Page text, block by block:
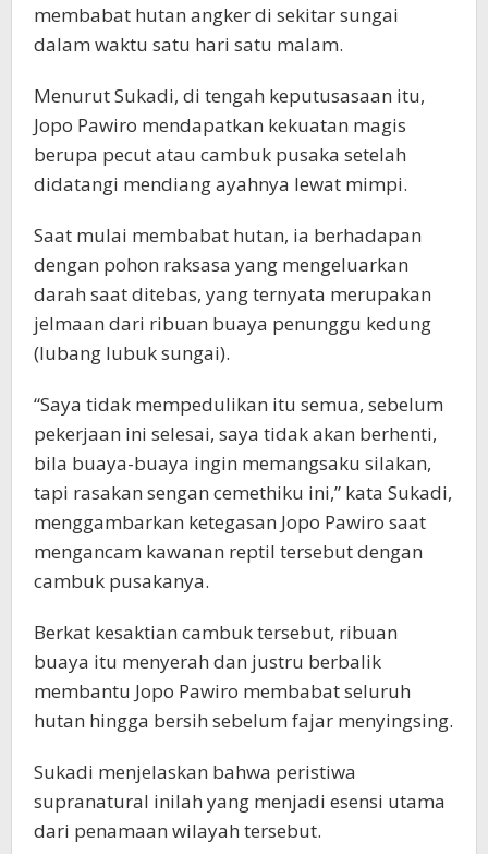
membabat hutan angker di sekitar sungai
dalam waktu satu hari satu malam.
Menurut Sukadi, di tengah keputusasaan itu,
Jopo Pawiro mendapatkan kekuatan magis
berupa pecut atau cambuk pusaka setelah
didatangi mendiang ayahnya lewat mimpi.
Saat mulai membabat hutan, ia berhadapan
dengan pohon raksasa yang mengeluarkan
darah saat ditebas, yang ternyata merupakan
jelmaan dari ribuan buaya penunggu kedung
(lubang lubuk sungai).
“Saya tidak mempedulikan itu semua, sebelum
pekerjaan ini selesai, saya tidak akan berhenti,
bila buaya-buaya ingin memangsaku silakan,
tapi rasakan sengan cemethiku ini,” kata Sukadi,
menggambarkan ketegasan Jopo Pawiro saat
mengancam kawanan reptil tersebut dengan
cambuk pusakanya.
Berkat kesaktian cambuk tersebut, ribuan
buaya itu menyerah dan justru berbalik
membantu Jopo Pawiro membabat seluruh
hutan hingga bersih sebelum fajar menyingsing.
Sukadi menjelaskan bahwa peristiwa
supranatural inilah yang menjadi esensi utama
dari penamaan wilayah tersebut.